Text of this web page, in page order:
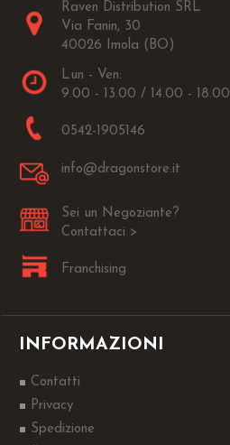
Raven Distribution SRL
Via Fanin, 30
40026 Imola (BO)
Lun - Ven:
9.00 - 13.00 / 14.00 - 18.00
0542-1905146
info@dragonstore.it
Sei un Negoziante?
Contattaci >
Franchising
INFORMAZIONI
Contatti
Privacy
Spedizione